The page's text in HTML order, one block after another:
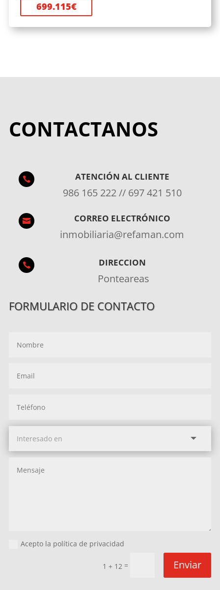
699.115€
CONTACTANOS
 ATENCIÓN AL CLIENTE
986 165 222 // 697 421 510
 CORREO ELECTRÓNICO
inmobiliaria@refaman.com
 DIRECCION
Ponteareas
FORMULARIO DE CONTACTO
Acepto la política de privacidad
1 + 12 = Enviar